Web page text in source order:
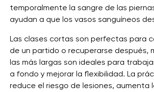
temporalmente la sangre de las
ayudan a que los vasos sanguíneos
Las clases cortas son perfectas para
de un partido o recuperarse después,
las más largas son ideales para
a fondo y mejorar la flexibilidad. La
reduce el riesgo de lesiones, aumenta